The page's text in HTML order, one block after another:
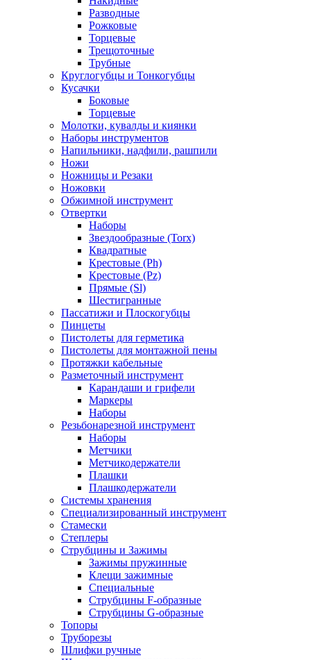
Разводные
Рожковые
Торцевые
Трещоточные
Трубные
Круглогубцы и Тонкогубцы
Кусачки
Боковые
Торцевые
Молотки, кувалды и киянки
Наборы инструментов
Напильники, надфили, рашпили
Ножи
Ножницы и Резаки
Ножовки
Обжимной инструмент
Отвертки
Наборы
Звездообразные (Torx)
Квадратные
Крестовые (Ph)
Крестовые (Pz)
Прямые (Sl)
Шестигранные
Пассатижи и Плоскогубцы
Пинцеты
Пистолеты для герметика
Пистолеты для монтажной пены
Протяжки кабельные
Разметочный инструмент
Карандаши и грифели
Маркеры
Наборы
Резьбонарезной инструмент
Наборы
Метчики
Метчикодержатели
Плашки
Плашкодержатели
Системы хранения
Специализированный инструмент
Стамески
Степлеры
Струбцины и Зажимы
Зажимы пружинные
Клещи зажимные
Специальные
Струбцины F-образные
Струбцины G-образные
Топоры
Труборезы
Шлифки ручные